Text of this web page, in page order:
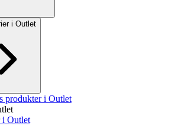
i Outlet
produkter i Outlet
i Outlet